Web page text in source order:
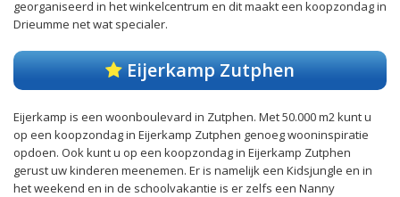
georganiseerd in het winkelcentrum en dit maakt een koopzondag in
Drieumme net wat specialer.
Eijerkamp Zutphen
Eijerkamp is een woonboulevard in Zutphen. Met 50.000 m2 kunt u
op een koopzondag in Eijerkamp Zutphen genoeg wooninspiratie
opdoen. Ook kunt u op een koopzondag in Eijerkamp Zutphen
gerust uw kinderen meenemen. Er is namelijk een Kidsjungle en in
het weekend en in de schoolvakantie is er zelfs een Nanny